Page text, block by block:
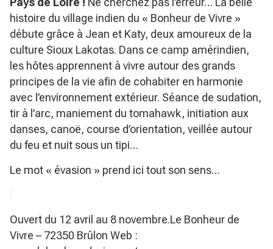
histoire du village indien du « Bonheur de Vivre »
débute grâce à Jean et Katy, deux amoureux de la
culture Sioux Lakotas. Dans ce camp amérindien,
les hôtes apprennent à vivre autour des grands
principes de la vie afin de cohabiter en harmonie
avec l’environnement extérieur. Séance de sudation,
tir à l’arc, maniement du tomahawk, initiation aux
danses, canoë, course d’orientation, veillée autour
du feu et nuit sous un tipi…
Le mot « évasion » prend ici tout son sens…
Ouvert du 12 avril au 8 novembre.Le Bonheur de
Vivre – 72350 Brûlon Web :